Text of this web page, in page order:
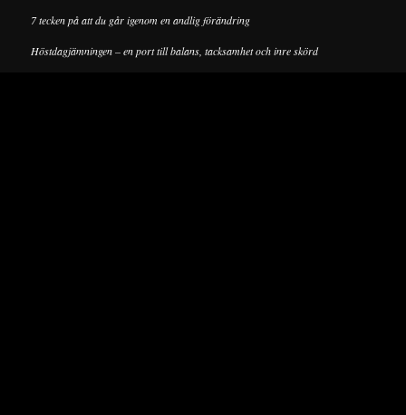
7 tecken på att du går igenom en andlig förändring
Höstdagjämningen – en port till balans, tacksamhet och inre skörd